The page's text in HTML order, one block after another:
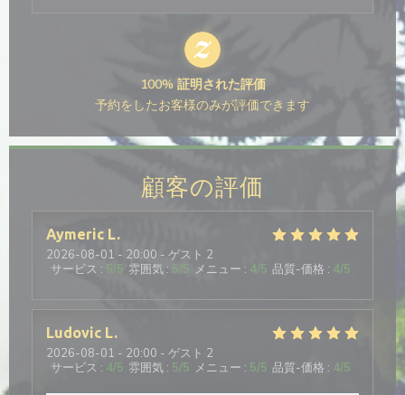
顧客の評価
Aymeric L
2026-08-01 - 20:00 - ゲスト 2
サービス : 5/5 雰囲気 : 5/5 メニュー : 4/5 品質-価格 : 4/5
Ludovic L
2026-08-01 - 20:00 - ゲスト 2
サービス : 4/5 雰囲気 : 5/5 メニュー : 5/5 品質-価格 : 4/5
100% 証明された評価
予約をしたお客様のみが評価できます